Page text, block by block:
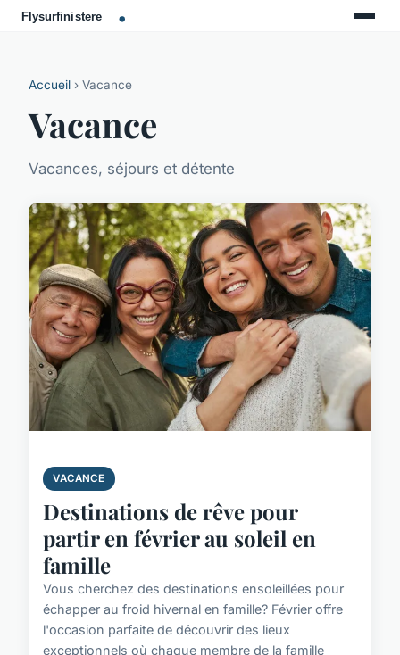
Accueil › Vacance
Vacance
Vacances, séjours et détente
VACANCE
Destinations de rêve pour
partir en février au soleil en
famille
Vous cherchez des destinations ensoleillées pour
échapper au froid hivernal en famille? Février offre
l'occasion parfaite de découvrir des lieux
exceptionnels où chaque membre de la famille